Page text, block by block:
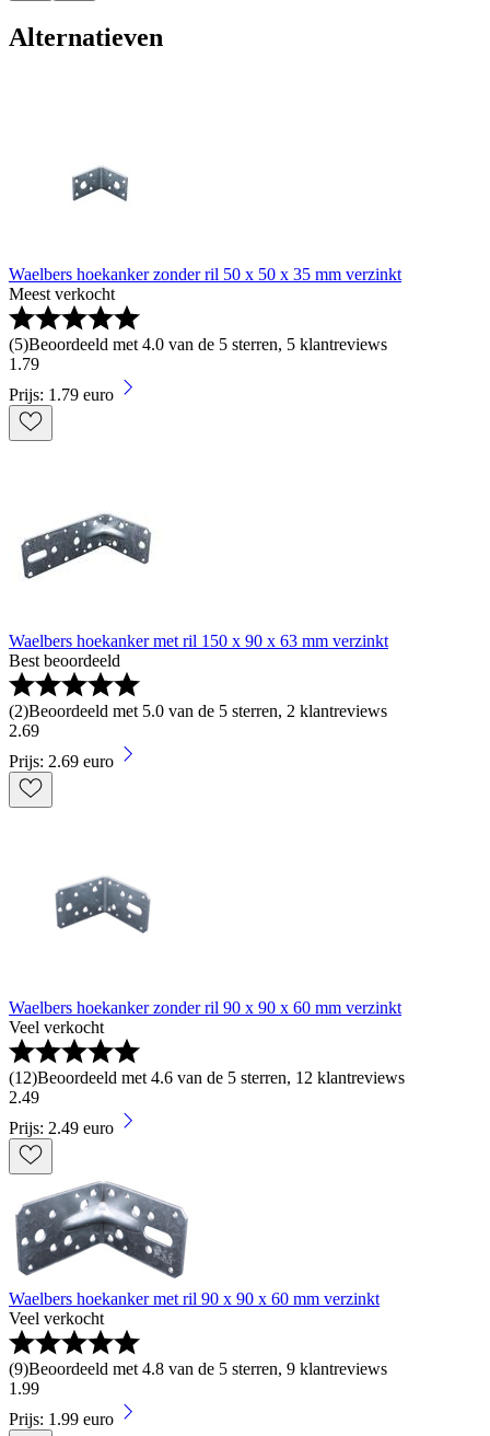
Alternatieven
Waelbers hoekanker zonder ril 50 x 50 x 35 mm verzinkt
Meest verkocht
(5)Beoordeeld met 4.0 van de 5 sterren, 5 klantreviews
1 .79
Prijs: 1.79 euro
Waelbers hoekanker met ril 150 x 90 x 63 mm verzinkt
Best beoordeeld
(2)Beoordeeld met 5.0 van de 5 sterren, 2 klantreviews
2.69
Prijs: 2.69 euro
Waelbers hoekanker zonder ril 90 x 90 x 60 mm verzinkt
Veel verkocht
(12)Beoordeeld met 4.6 van de 5 sterren, 12 klantreviews
2.49
Prijs: 2.49 euro
Waelbers hoekanker met ril 90 x 90 x 60 mm verzinkt
Veel verkocht
(9)Beoordeeld met 4.8 van de 5 sterren, 9 klantreviews
1 .99
Prijs: 1.99 euro